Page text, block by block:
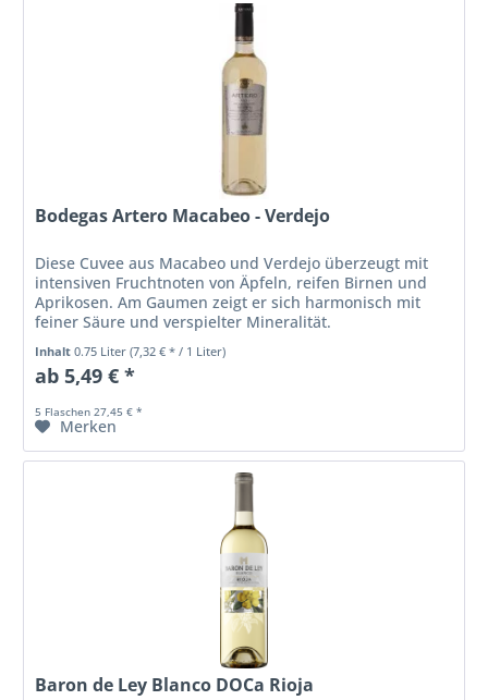
Bodegas Artero Macabeo - Verdejo
Diese Cuvee aus Macabeo und Verdejo überzeugt mit
intensiven Fruchtnoten von Äpfeln, reifen Birnen und
Aprikosen. Am Gaumen zeigt er sich harmonisch mit
feiner Säure und verspielter Mineralität.
Inhalt0.75 Liter(7,32 € * / 1 Liter)
ab 5,49 € *
5 Flaschen 27,45 € *
Merken
Baron de Ley Blanco DOCa Rioja